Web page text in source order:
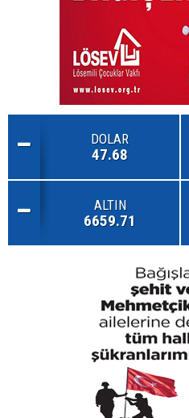
DOLAR
47.68
ALTIN
6659.71